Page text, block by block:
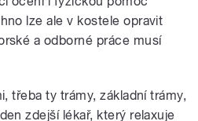
lze ale v kostele opravit
a odborné práce musí
třeba ty trámy, základní trámy,
zdejší lékař, který relaxuje